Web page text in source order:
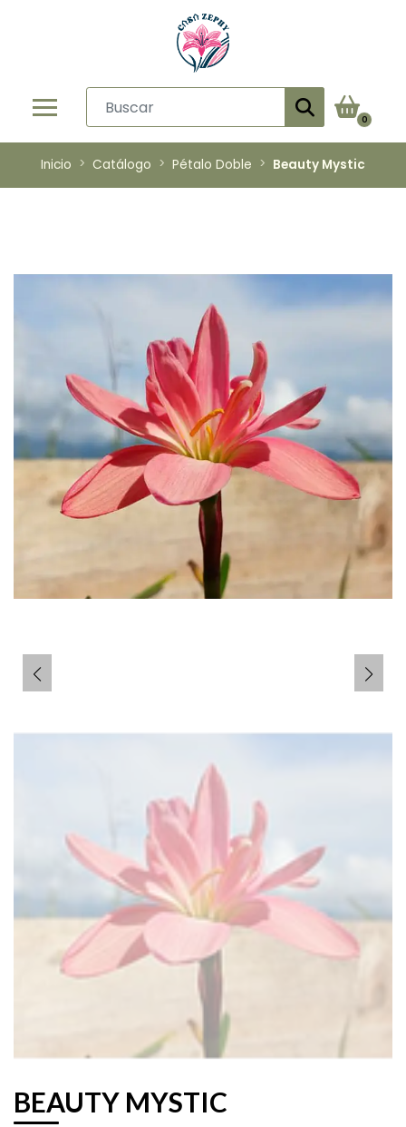
0
Inicio Catálogo Pétalo Doble Beauty Mystic
BEAUTY MYSTIC